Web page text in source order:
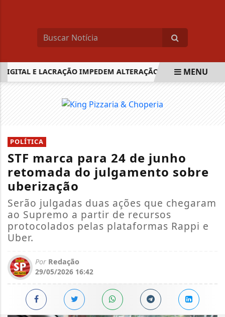
E LACRAÇÃO IMPEDEM ALTERAÇÃO EM SISTEMAS
MENU
POLÍTICA
STF marca para 24 de junho
retomada do julgamento sobre
uberização
Serão julgadas duas ações que chegaram
ao Supremo a partir de recursos
protocolados pelas plataformas Rappi e
Uber.
Por Redação
29/05/2026 16:42